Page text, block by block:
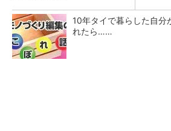
10年タイで暮らした自分
れたら……